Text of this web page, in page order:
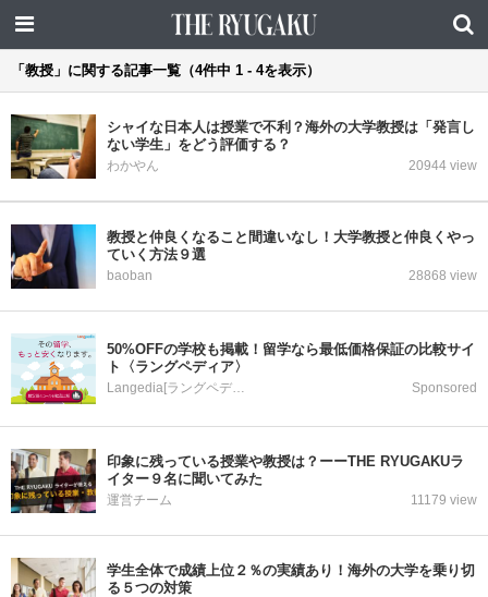
「教授」に関する記事一覧（4件中 1 - 4を表示）
シャイな日本人は授業で不利？海外の大学教授は「発言し
ない学生」をどう評価する？
わかやん 20944 view
教授と仲良くなること間違いなし！大学教授と仲良くやっ
ていく方法９選
baoban 28868 view
50%OFFの学校も掲載！留学なら最低価格保証の比較サイ
ト〈ラングペディア〉
Langedia[ラングペディア] Sponsored
印象に残っている授業や教授は？ーーTHE RYUGAKUラ
イター９名に聞いてみた
運営チーム 11179 view
学生全体で成績上位２％の実績あり！海外の大学を乗り切
る５つの対策